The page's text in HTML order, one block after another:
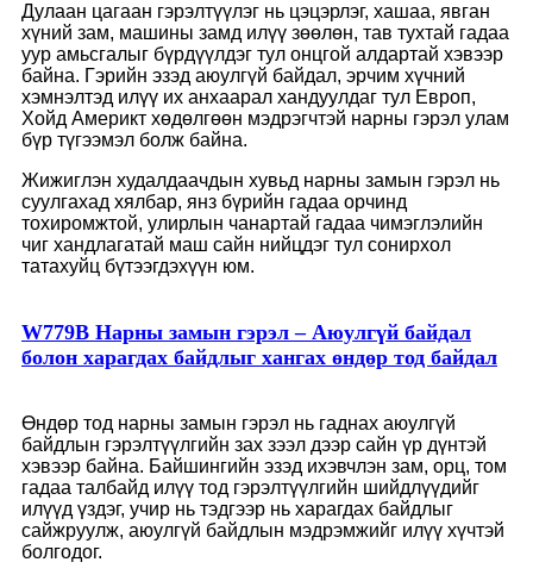
Дулаан цагаан гэрэлтүүлэг нь цэцэрлэг, хашаа, явган
хүний ​​зам, машины замд илүү зөөлөн, тав тухтай гадаа
уур амьсгалыг бүрдүүлдэг тул онцгой алдартай хэвээр
байна. Гэрийн эзэд аюулгүй байдал, эрчим хүчний
хэмнэлтэд илүү их анхаарал хандуулдаг тул Европ,
Хойд Америкт хөдөлгөөн мэдрэгчтэй нарны гэрэл улам
бүр түгээмэл болж байна.
Жижиглэн худалдаачдын хувьд нарны замын гэрэл нь
суулгахад хялбар, янз бүрийн гадаа орчинд
тохиромжтой, улирлын чанартай гадаа чимэглэлийн
чиг хандлагатай маш сайн нийцдэг тул сонирхол
татахуйц бүтээгдэхүүн юм.
W779B Нарны замын гэрэл – Аюулгүй байдал
болон харагдах байдлыг хангах өндөр тод байдал
Өндөр тод нарны замын гэрэл нь гаднах аюулгүй
байдлын гэрэлтүүлгийн зах зээл дээр сайн үр дүнтэй
хэвээр байна. Байшингийн эзэд ихэвчлэн зам, орц, том
гадаа талбайд илүү тод гэрэлтүүлгийн шийдлүүдийг
илүүд үздэг, учир нь тэдгээр нь харагдах байдлыг
сайжруулж, аюулгүй байдлын мэдрэмжийг илүү хүчтэй
болгодог.